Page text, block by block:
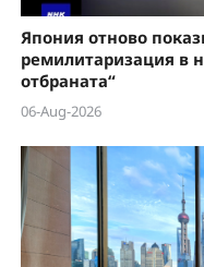
Япония отново
ремилитаризация в
отбраната“
06-Aug-2026